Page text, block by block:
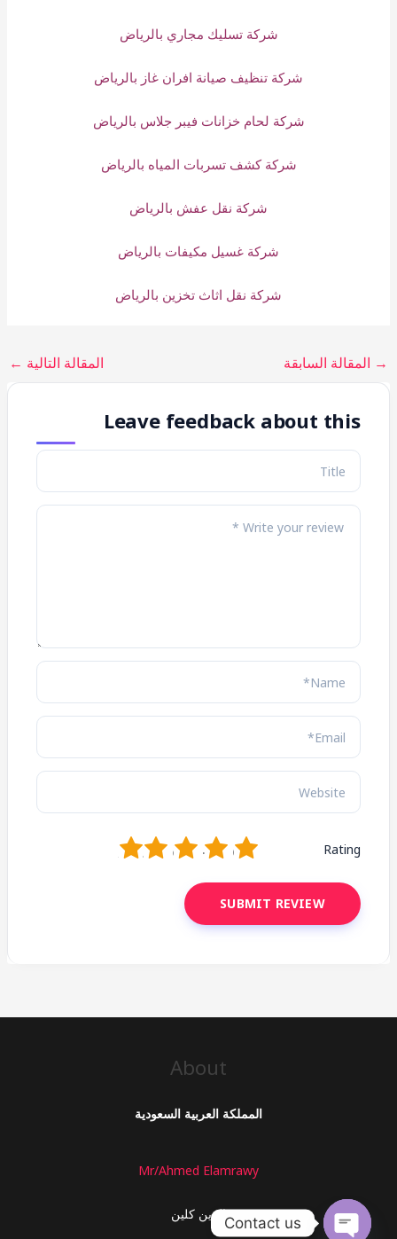
شركة تسليك مجاري بالرياض
شركة تنظيف صيانة افران غاز بالرياض
شركة لحام خزانات فيبر جلاس بالرياض
شركة كشف تسربات المياه بالرياض
شركة نقل عفش بالرياض
شركة غسيل مكيفات بالرياض
شركة نقل اثاث تخزين بالرياض
→ المقالة السابقة المقالة التالية ←
Leave feedback about this
Rating
5
4
3
2
About
المملكة العربية السعودية
Mr/Ahmed Elamrawy
الزين كلينContact us